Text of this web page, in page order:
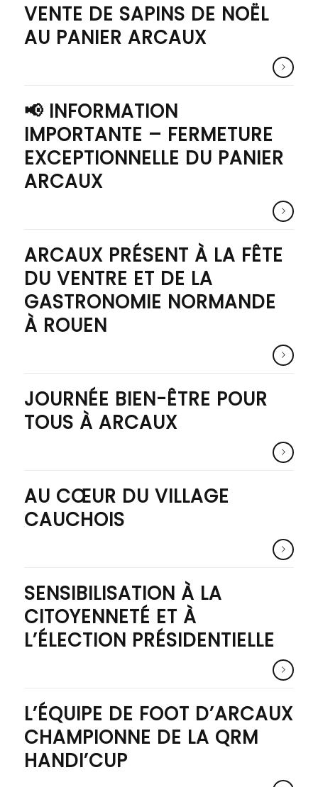
VENTE DE SAPINS DE NOËL
AU PANIER ARCAUX
📢 INFORMATION
IMPORTANTE – FERMETURE
EXCEPTIONNELLE DU PANIER
ARCAUX
ARCAUX PRÉSENT À LA FÊTE
DU VENTRE ET DE LA
GASTRONOMIE NORMANDE
À ROUEN
JOURNÉE BIEN-ÊTRE POUR
TOUS À ARCAUX
AU CŒUR DU VILLAGE
CAUCHOIS
SENSIBILISATION À LA
CITOYENNETÉ ET À
L’ÉLECTION PRÉSIDENTIELLE
L’ÉQUIPE DE FOOT D’ARCAUX
CHAMPIONNE DE LA QRM
HANDI’CUP